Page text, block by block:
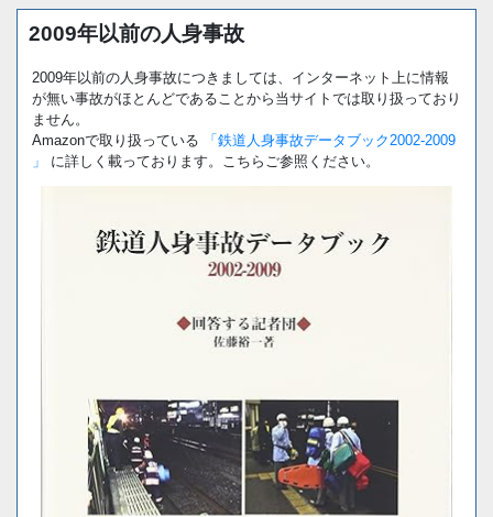
2009年以前の人身事故
2009年以前の人身事故につきましては、インターネット上に情報
が無い事故がほとんどであることから当サイトでは取り扱っており
ません。
Amazonで取り扱っている
「鉄道人身事故データブック2002-2009
」
に詳しく載っております。こちらご参照ください。